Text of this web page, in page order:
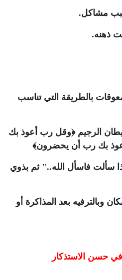
بالطريقة التي تناسب
﴿وقل رب أعوذ بك
بك رب أن يحضرون﴾
سألت فاسأل الله.."ثم بذوي
وبالترفيه بعد المذاكرة أو
حسن الاستذكار